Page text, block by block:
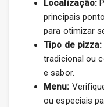
Localização:
principais
para otimizar
Tipo de pizza:
tradicional ou
e sabor.
Menu:
ou especiais